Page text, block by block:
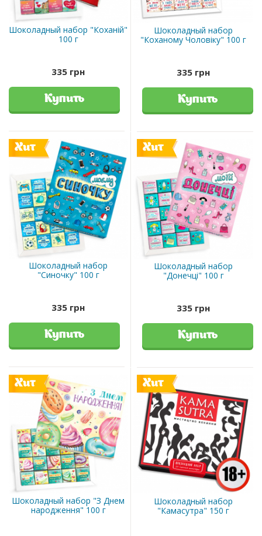
Шоколадный набор "Коханій"
100 г
335 грн
Купить
Шоколадный набор
"Коханому Чоловіку" 100 г
335 грн
Купить
Хит
Шоколадный набор
"Синочку" 100 г
335 грн
Купить
Хит
Шоколадный набор
"Донечці" 100 г
335 грн
Купить
Хит
Шоколадный набор "З Днем
народження" 100 г
Хит
Шоколадный набор
"Камасутра" 150 г